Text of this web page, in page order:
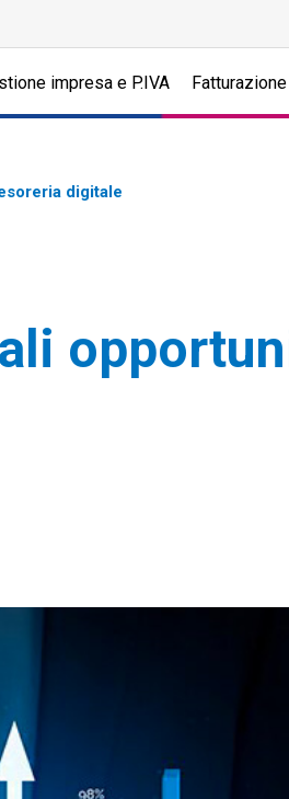
impresa e P.IVA
digitale